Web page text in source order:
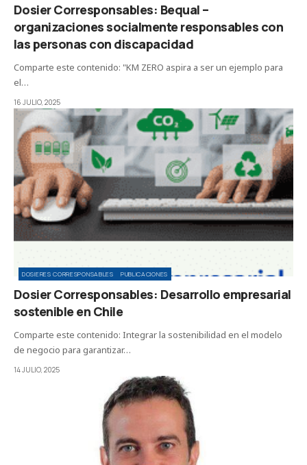
Dosier Corresponsables: Bequal –
organizaciones socialmente responsables con
las personas con discapacidad
Comparte este contenido: "KM ZERO aspira a ser un ejemplo para
el…
16 JULIO, 2025
DOSIERES CORRESPONSABLES PUBLICACIONES
Dosier Corresponsables: Desarrollo empresarial
sostenible en Chile
Comparte este contenido: Integrar la sostenibilidad en el modelo
de negocio para garantizar…
14 JULIO, 2025